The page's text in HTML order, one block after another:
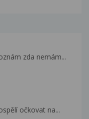
zda nemám...
očkovat na...